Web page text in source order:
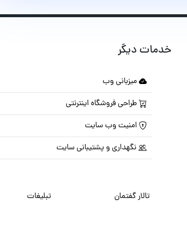
خدمات دیگر
میزبانی وب
طراحی فروشگاه اینترنتی
امنیت وب سایت
نگهداری و پشتیبانی سایت
تالار گفتمان تبلیغات